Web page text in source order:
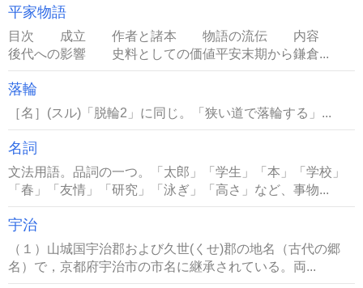
平家物語
目次 成立 作者と諸本 物語の流伝 内容
後代への影響 史料としての価値平安末期から鎌倉...
落輪
［名］(スル)「脱輪2」に同じ。「狭い道で落輪する」...
名詞
文法用語。品詞の一つ。「太郎」「学生」「本」「学校」
「春」「友情」「研究」「泳ぎ」「高さ」など、事物...
宇治
（１）山城国宇治郡および久世(くせ)郡の地名（古代の郷
名）で，京都府宇治市の市名に継承されている。両...